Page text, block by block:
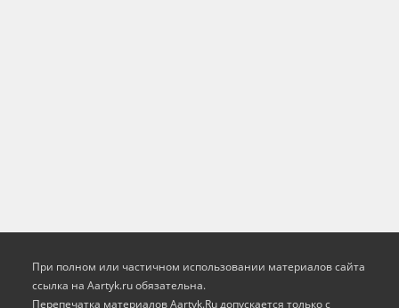
При полном или частичном использовании материалов сайта
ссылка на Aartyk.ru oбязательна.
Перепечатка материалов Aartyk.Ru допускается только с